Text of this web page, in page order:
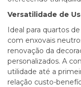
Versatilidade de
Ideal para quartos
com enxovais
renovação da
personalizados. A
utilidade até a
relação custo-